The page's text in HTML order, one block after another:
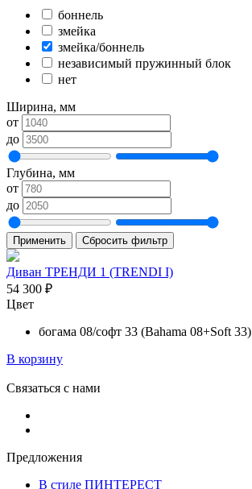
боннель
змейка
змейка/боннель
независимый пружинный блок
нет
Ширина, мм
от
до
Глубина, мм
от
до
Применить Сбросить фильтр
Диван ТРЕНДИ 1 (TRENDI I)
54 300 ₽
Цвет
богама 08/софт 33 (Bahama 08+Soft 33)
В корзину
Связаться с нами
Предложения
В стиле ПИНТЕРЕСТ